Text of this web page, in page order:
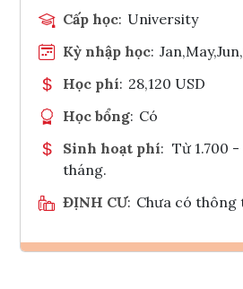
Cấp học: University
Kỳ nhập học:
Học phí: 28,120 USD
Học bổng: Có
Sinh hoạt phí: Từ 1.700
tháng.
ĐỊNH CƯ: Chưa có thông